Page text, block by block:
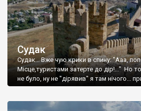
Судак
Судак... Вже чую крики в спину: "Ааа,
Місце,туристами затерте до дір!..." Но
не було, ну не "дірявив" я там нічого...